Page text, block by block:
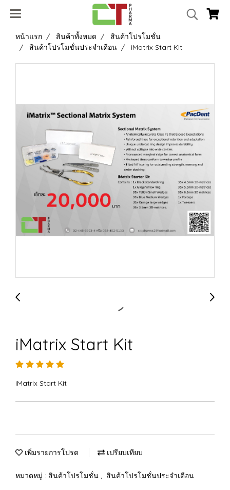
หน้าแรก สินค้าทั้งหมด
สินค้าโปรโมชั่น
สินค้าโปรโมชั่นประจำเดือน
iMatrix Start Kit
iMatrix Start Kit
iMatrix Start Kit
เพิ่มรายการโปรด เปรียบเทียบ
หมวดหมู่ : สินค้าโปรโมชั่น , สินค้าโปรโมชั่นประจำเดือน